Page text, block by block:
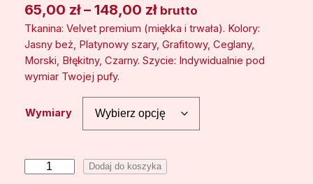
65,00 zł – 148,00 złZ
a
k
e
s
e
brutto
Tkanina: Velvet premium (miękka i trwała). Kolory:
Jasny beż, Platynowy szary, Grafitowy, Ceglany,
Morski, Błękitny, Czarny. Szycie: Indywidualnie pod
wymiar Twojej pufy.
Wymiary
Dodaj do koszyka